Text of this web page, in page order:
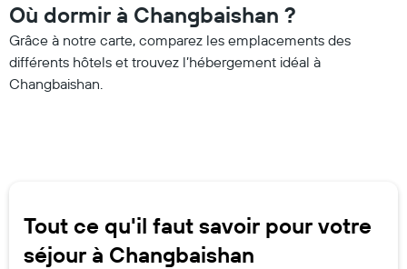
Où dormir à Changbaishan ?
Grâce à notre carte, comparez les emplacements des
différents hôtels et trouvez l’hébergement idéal à
Changbaishan.
Tout ce qu'il faut savoir pour votre
séjour à Changbaishan